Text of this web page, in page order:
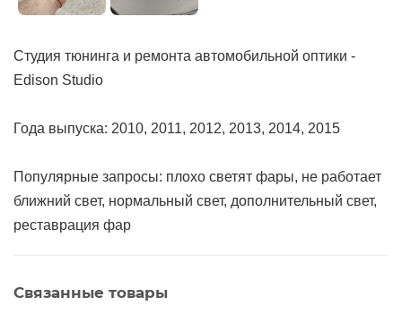
Студия тюнинга и ремонта автомобильной оптики -
Edison Studio
Года выпуска: 2010, 2011, 2012, 2013, 2014, 2015
Популярные запросы: плохо светят фары, не работает
ближний свет, нормальный свет, дополнительный свет,
реставрация фар
Связанные товары